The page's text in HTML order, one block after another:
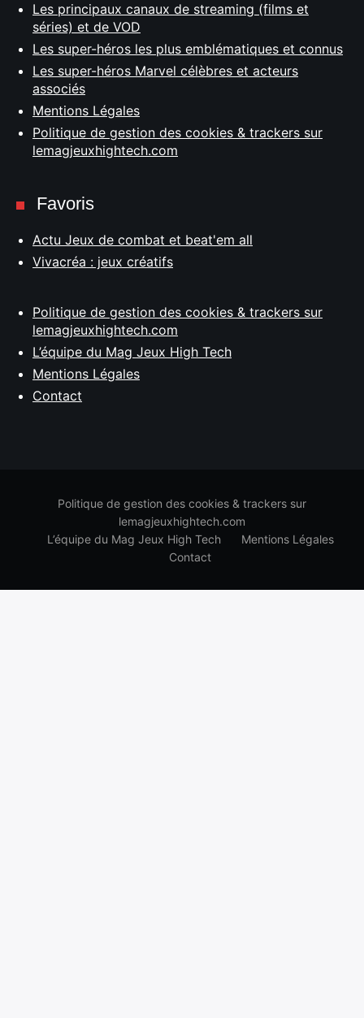
Les principaux canaux de streaming (films et
séries) et de VOD
Les super-héros les plus emblématiques et connus
Les super-héros Marvel célèbres et acteurs
associés
Mentions Légales
Politique de gestion des cookies & trackers sur
lemagjeuxhightech.com
Favoris
Actu Jeux de combat et beat'em all
Vivacréa : jeux créatifs
Politique de gestion des cookies & trackers sur
lemagjeuxhightech.com
L’équipe du Mag Jeux High Tech
Mentions Légales
Contact
Politique de gestion des cookies & trackers sur
lemagjeuxhightech.com
L’équipe du Mag Jeux High Tech
Mentions Légales
Contact